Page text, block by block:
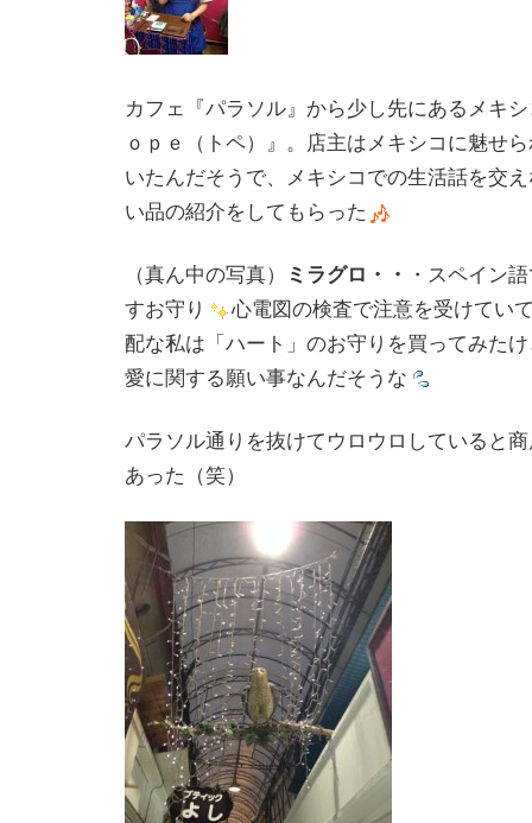
カフェ『パラソル』から少し先にあるメキ
ｏｐｅ（トペ）』。店主はメキシコに魅せ
いたんだそうで、メキシコでの生活話を交
い品の紹介をしてもらった
（真ん中の写真） ミラグロ・・
・スペイン
すお守り
心電図の検査で注意を受けてい
配な私は「ハート」のお守りを買ってみた
愛に関する願い事なんだそうな
パラソル通りを抜けてウロウロしていると
あった（笑）